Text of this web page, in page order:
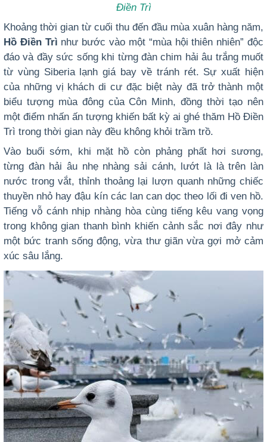
Điền Trì
Khoảng thời gian từ cuối thu đến đầu mùa xuân hàng năm,
Hồ Điền Trì như bước vào một “mùa hội thiên nhiên” độc
đáo và đầy sức sống khi từng đàn chim hải âu trắng muốt
từ vùng Siberia lạnh giá bay về tránh rét. Sự xuất hiện
của những vị khách di cư đặc biệt này đã trở thành một
biểu tượng mùa đông của Côn Minh, đồng thời tạo nên
một điểm nhấn ấn tượng khiến bất kỳ ai ghé thăm Hồ Điền
Trì trong thời gian này đều không khỏi trầm trồ.
Vào buổi sớm, khi mặt hồ còn phảng phất hơi sương,
từng đàn hải âu nhẹ nhàng sải cánh, lướt là là trên làn
nước trong vắt, thỉnh thoảng lại lượn quanh những chiếc
thuyền nhỏ hay đậu kín các lan can dọc theo lối đi ven hồ.
Tiếng vỗ cánh nhịp nhàng hòa cùng tiếng kêu vang vọng
trong không gian thanh bình khiến cảnh sắc nơi đây như
một bức tranh sống động, vừa thư giãn vừa gợi mở cảm
xúc sâu lắng.